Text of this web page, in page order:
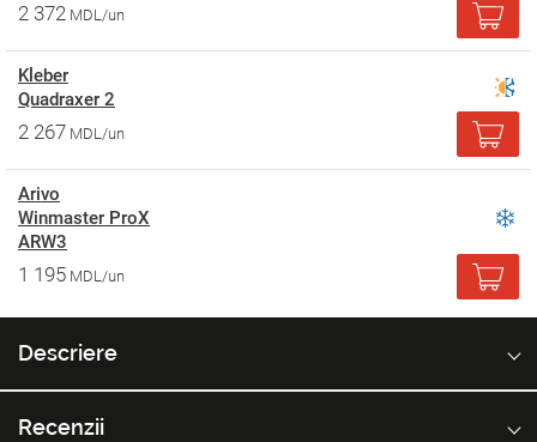
2 372 MDL/un
Kleber
Quadraxer 2
2 267 MDL/un
Arivo
Winmaster ProX
ARW3
1 195 MDL/un
Descriere
Recenzii